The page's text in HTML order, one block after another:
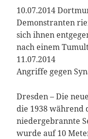
10.07.2014
Demonstranten
sich ihnen
nach einem
11.07.2014
Angriffe gegen
Dresden – Die
die 1938 während
niedergebrannte
wurde auf 10